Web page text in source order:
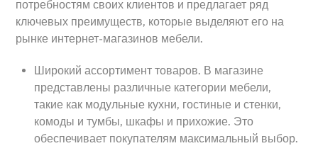
потребностям своих клиентов и предлагает ряд
ключевых преимуществ, которые выделяют его на
рынке интернет-магазинов мебели.
Широкий ассортимент товаров. В магазине
представлены различные категории мебели,
такие как модульные кухни, гостиные и стенки,
комоды и тумбы, шкафы и прихожие. Это
обеспечивает покупателям максимальный выбор.